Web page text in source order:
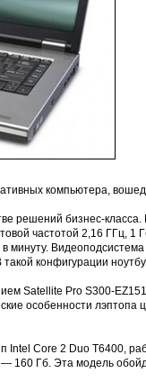
компьютера,
решений бизнес-
частотой 2,16 ГГц, 1
конфигурации
Satellite Pro S300-
особенности лэптопа
Intel Core 2 Duo T6400,
160 Гб. Эта модель